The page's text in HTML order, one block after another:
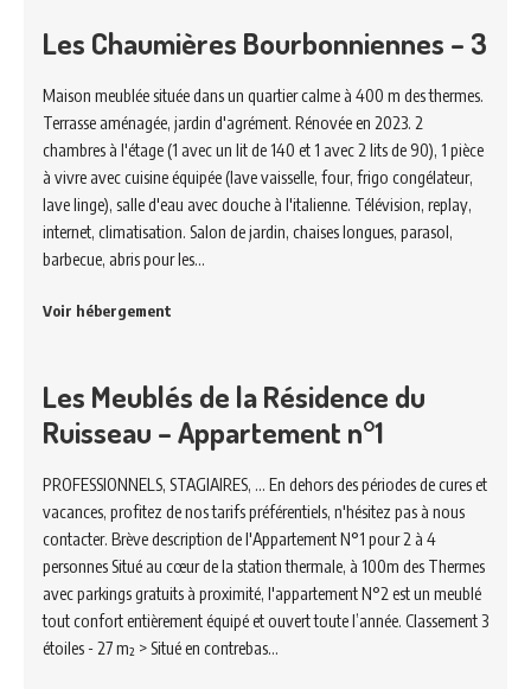
Les Chaumières Bourbonniennes – 3
Maison meublée située dans un quartier calme à 400 m des thermes.
Terrasse aménagée, jardin d'agrément. Rénovée en 2023. 2
chambres à l'étage (1 avec un lit de 140 et 1 avec 2 lits de 90), 1 pièce
à vivre avec cuisine équipée (lave vaisselle, four, frigo congélateur,
lave linge), salle d'eau avec douche à l'italienne. Télévision, replay,
internet, climatisation. Salon de jardin, chaises longues, parasol,
barbecue, abris pour les…
Voir hébergement
Les Meublés de la Résidence du
Ruisseau – Appartement n°1
PROFESSIONNELS, STAGIAIRES, ... En dehors des périodes de cures et
vacances, profitez de nos tarifs préférentiels, n'hésitez pas à nous
contacter. Brève description de l'Appartement N°1 pour 2 à 4
personnes Situé au cœur de la station thermale, à 100m des Thermes
avec parkings gratuits à proximité, l'appartement N°2 est un meublé
tout confort entièrement équipé et ouvert toute l’année. Classement 3
étoiles - 27 m² > Situé en contrebas…